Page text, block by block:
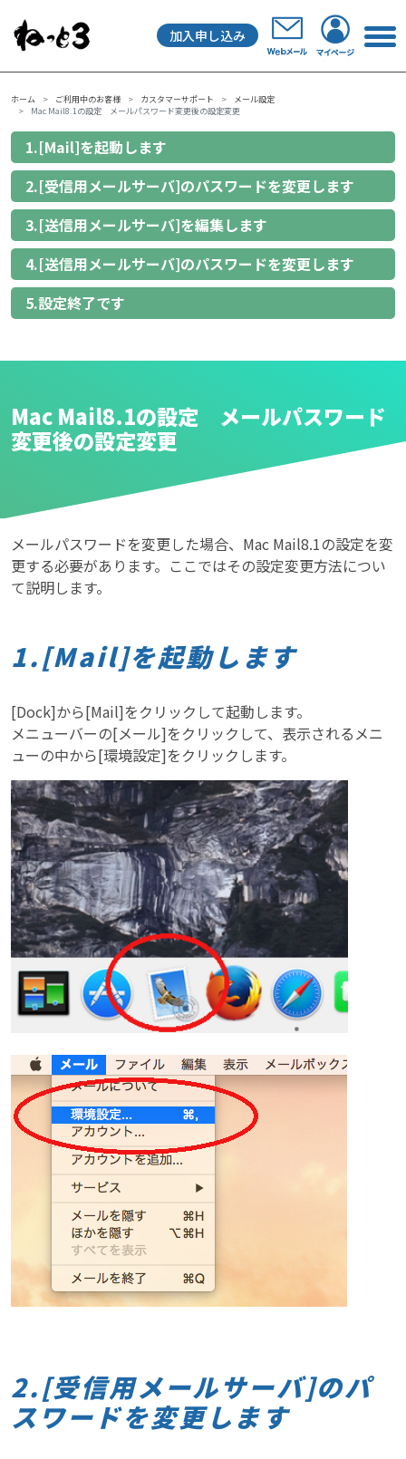
メインナビゲーション
加入申し込み
ホーム ご利用中のお客様 カスタマーサポート
メール設定
Mac Mail8.1の設定 メールパスワード変更後の設定変更
1.[Mail]を起動します
2.[受信用メールサーバ]のパスワードを変更します
3.[送信用メールサーバ]を編集します
4.[送信用メールサーバ]のパスワードを変更します
5.設定終了です
Mac Mail8.1の設定 メールパスワード
変更後の設定変更
メールパスワードを変更した場合、Mac Mail8.1の設定を変
更する必要があります。ここではその設定変更方法につい
て説明します。
1.[Mail]を起動します
[Dock]から[Mail]をクリックして起動します。
メニューバーの[メール]をクリックして、表示されるメニ
ューの中から[環境設定]をクリックします。
2.[受信用メールサーバ]のパ
スワードを変更します